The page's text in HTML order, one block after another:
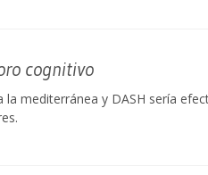
cognitivo
mediterránea y DASH sería